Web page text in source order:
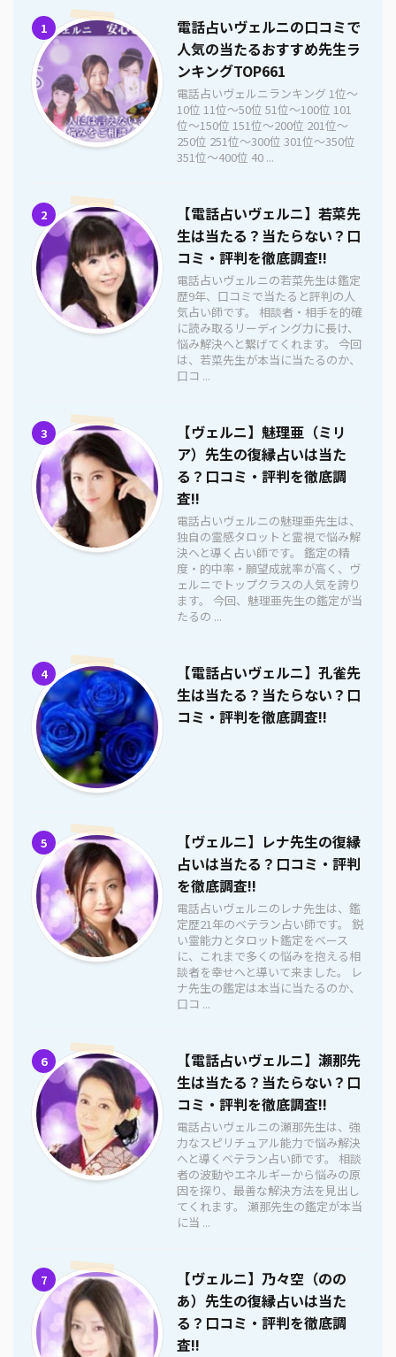
1
電話占いヴェルニの口コミで
人気の当たるおすすめ先生ラ
ンキングTOP661
電話占いヴェルニランキング 1位〜
10位 11位〜50位 51位〜100位 101
位〜150位 151位〜200位 201位〜
250位 251位〜300位 301位〜350位
351位〜400位 40 ...
2
【電話占いヴェルニ】若菜先
生は当たる？当たらない？口
コミ・評判を徹底調査!!
電話占いヴェルニの若菜先生は鑑定
歴9年、口コミで当たると評判の人
気占い師です。 相談者・相手を的確
に読み取るリーディング力に長け、
悩み解決へと繋げてくれます。 今回
は、若菜先生が本当に当たるのか、
口コ ...
3
【ヴェルニ】魅理亜（ミリ
ア）先生の復縁占いは当た
る？口コミ・評判を徹底調
査!!
電話占いヴェルニの魅理亜先生は、
独自の霊感タロットと霊視で悩み解
決へと導く占い師です。 鑑定の精
度・的中率・願望成就率が高く、ヴ
ェルニでトップクラスの人気を誇り
ます。 今回、魅理亜先生の鑑定が当
たるの ...
4
【電話占いヴェルニ】孔雀先
生は当たる？当たらない？口
コミ・評判を徹底調査!!
5
【ヴェルニ】レナ先生の復縁
占いは当たる？口コミ・評判
を徹底調査!!
電話占いヴェルニのレナ先生は、鑑
定歴21年のベテラン占い師です。 鋭
い霊能力とタロット鑑定をベース
に、これまで多くの悩みを抱える相
談者を幸せへと導いて来ました。 レ
ナ先生の鑑定は本当に当たるのか、
口コ ...
6
【電話占いヴェルニ】瀬那先
生は当たる？当たらない？口
コミ・評判を徹底調査!!
電話占いヴェルニの瀬那先生は、強
力なスピリチュアル能力で悩み解決
へと導くベテラン占い師です。 相談
者の波動やエネルギーから悩みの原
因を探り、最善な解決方法を見出し
てくれます。 瀬那先生の鑑定が本当
に当 ...
7
【ヴェルニ】乃々空（のの
あ）先生の復縁占いは当た
る？口コミ・評判を徹底調
査!!